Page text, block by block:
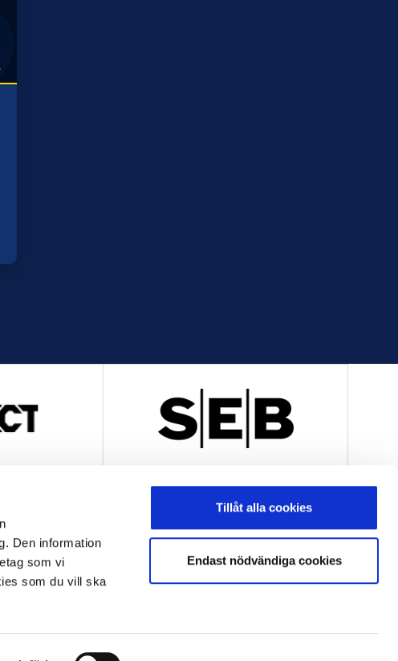
Den information
som vi
som du vill ska
Tillåt alla cookies
Endast nödvändiga cookies